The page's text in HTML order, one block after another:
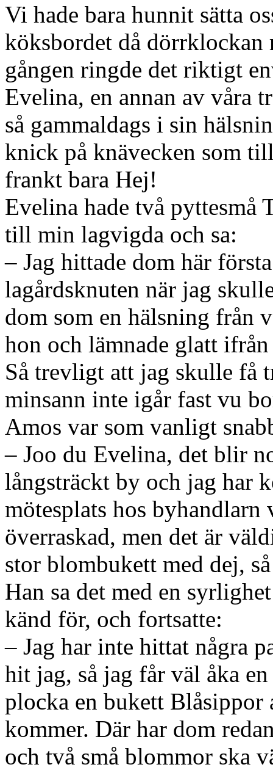
Vi hade bara hunnit sätta
köksbordet då
gången ringde det riktigt
Evelina, en annan av våra
så gammaldags i sin
knick på knävecken som
frankt bara Hej!
Evelina hade två pyttesmå
till min lagvigda och sa:
– Jag hittade dom här
lagårdsknuten när jag
dom som en hälsning från
hon och lämnade glatt
Så trevligt att jag skulle få
minsann inte igår fast vu
Amos var som vanligt
– Joo du Evelina, det blir
långsträckt by och jag har
mötesplats hos
överraskad, men det är
stor blombukett med dej,
Han sa det med en
känd för, och fortsatte:
– Jag har inte hittat några
hit jag, så jag får väl åka
plocka en bukett Blåsippor
kommer. Där har dom
och två små blommor ska